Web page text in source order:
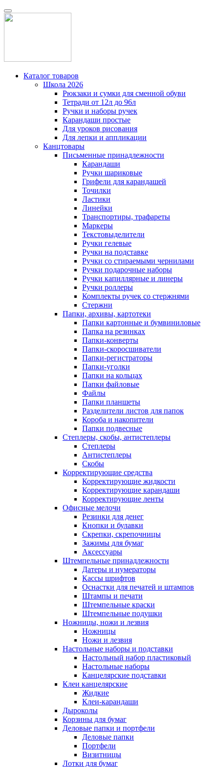
Каталог товаров
Школа 2026
Рюкзаки и сумки для сменной обуви
Тетради от 12л до 96л
Ручки и наборы ручек
Карандаши простые
Для уроков рисования
Для лепки и аппликации
Канцтовары
Письменные принадлежности
Карандаши
Ручки шариковые
Грифели для карандашей
Точилки
Ластики
Линейки
Транспортиры, трафареты
Маркеры
Текстовыделители
Ручки гелевые
Ручки на подставке
Ручки со стираемыми чернилами
Ручки подарочные наборы
Ручки капиллярные и линеры
Ручки роллеры
Комплекты ручек со стержнями
Стержни
Папки, архивы, картотеки
Папки картонные и бумвиниловые
Папка на резинках
Папки-конверты
Папки-скоросшиватели
Папки-регистраторы
Папки-уголки
Папки на кольцах
Папки файловые
Файлы
Папки планшеты
Разделители листов для папок
Короба и накопители
Папки подвесные
Степлеры, скобы, антистеплеры
Степлеры
Антистеплеры
Скобы
Корректирующие средства
Корректирующие жидкости
Корректирующие карандаши
Корректирующие ленты
Офисные мелочи
Резинки для денег
Кнопки и булавки
Скрепки, скрепочницы
Зажимы для бумаг
Аксессуары
Штемпельные принадлежности
Датеры и нумераторы
Кассы шрифтов
Оснастки для печатей и штампов
Штампы и печати
Штемпельные краски
Штемпельные подушки
Ножницы, ножи и лезвия
Ножницы
Ножи и лезвия
Настольные наборы и подставки
Настольный набор пластиковый
Настольные наборы
Канцелярские подставки
Клеи канцелярские
Жидкие
Клеи-карандаши
Дыроколы
Корзины для бумаг
Деловые папки и портфели
Деловые папки
Портфели
Визитницы
Лотки для бумаг